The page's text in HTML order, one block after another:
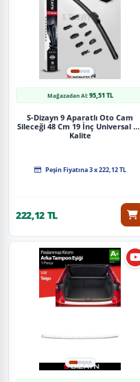
Mağazadan Al:95,51 TL
S-Dizayn 9 Aparatlı Oto Cam
Sileceği 48 Cm 19 İnç Universal A+
Kalite
Peşin Fiyatına 3 x 222,12 TL
222,12 TL